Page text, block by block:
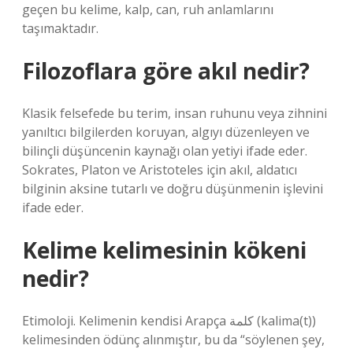
geçen bu kelime, kalp, can, ruh anlamlarını
taşımaktadır.
Filozoflara göre akıl nedir?
Klasik felsefede bu terim, insan ruhunu veya zihnini
yanıltıcı bilgilerden koruyan, algıyı düzenleyen ve
bilinçli düşüncenin kaynağı olan yetiyi ifade eder.
Sokrates, Platon ve Aristoteles için akıl, aldatıcı
bilginin aksine tutarlı ve doğru düşünmenin işlevini
ifade eder.
Kelime kelimesinin kökeni
nedir?
Etimoloji. Kelimenin kendisi Arapça كلمة (kalima(t))
kelimesinden ödünç alınmıştır, bu da “söylenen şey,